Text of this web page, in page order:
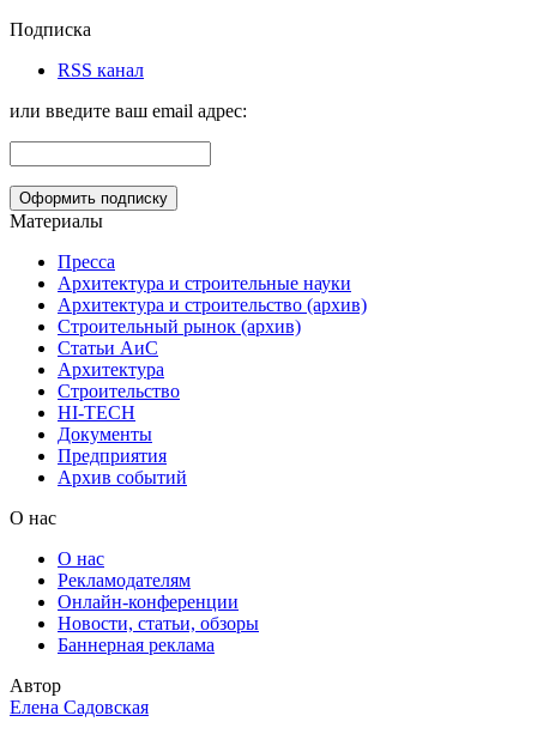
Подписка
RSS канал
или введите ваш email адрес:
Материалы
Пресса
Архитектура и строительные науки
Архитектура и строительство (архив)
Строительный рынок (архив)
Статьи АиС
Архитектура
Строительство
HI-TECH
Документы
Предприятия
Архив событий
О нас
О нас
Рекламодателям
Онлайн-конференции
Новости, статьи, обзоры
Баннерная реклама
Автор
Елена Садовская